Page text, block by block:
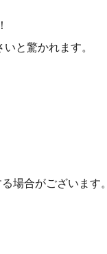
いと驚かれます。
場合がございます。